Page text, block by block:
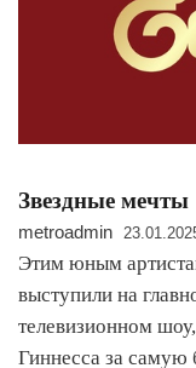
Звездные мечты
metroadmin
Этим юным
выступили на
телевизионном
Гиннесса за